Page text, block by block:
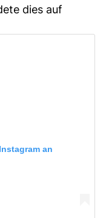
dies auf
an